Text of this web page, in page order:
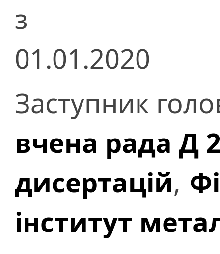
з
01.01.2020
Заступник
вчена рада Д
дисертацій,
інститут